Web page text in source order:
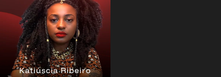
Katiúscia Ribeiro